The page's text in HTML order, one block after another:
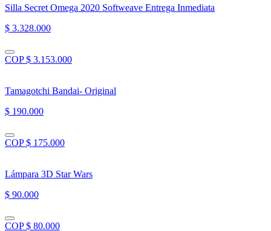
Silla Secret Omega 2020 Softweave Entrega Inmediata
$ 3.328.000
COP $ 3.153.000
Tamagotchi Bandai- Original
$ 190.000
COP $ 175.000
Lámpara 3D Star Wars
$ 90.000
COP $ 80.000